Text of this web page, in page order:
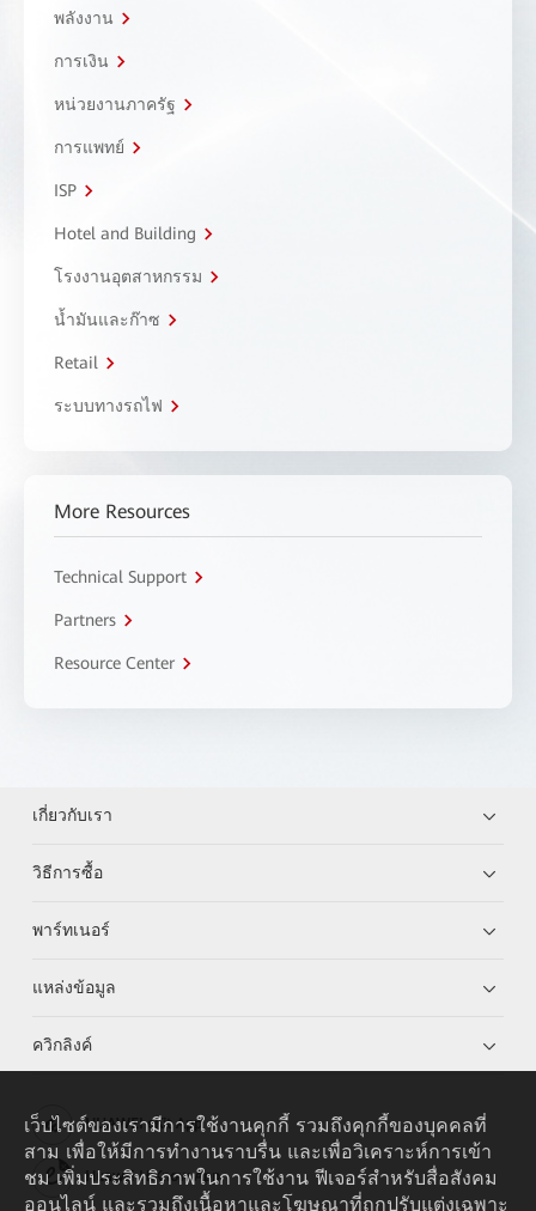
พลังงาน
การเงิน
หน่วยงานภาครัฐ
การแพทย์
ISP
Hotel and Building
โรงงานอุตสาหกรรม
น้ำมันและก๊าซ
Retail
ระบบทางรถไฟ
More Resources
Technical Support
Partners
Resource Center
เกี่ยวกับเรา
วิธีการซื้อ
พาร์ทเนอร์
แหล่งข้อมูล
ควิกลิงค์
HUAWEI eKit App
Huawei HiKnow App
เว็บไซต์ของเรามีการใช้งานคุกกี้ รวมถึงคุกกี้ของบุคคลที่
สาม เพื่อให้มีการทำงานราบรื่น และเพื่อวิเคราะห์การเข้า
ชม เพิ่มประสิทธิภาพในการใช้งาน ฟีเจอร์สำหรับสื่อสังคม
ออนไลน์ และรวมถึงเนื้อหาและโฆษณาที่ถูกปรับแต่งเฉพาะ